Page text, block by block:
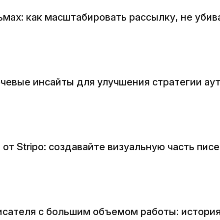
как масштабировать рассылку, не
инсайты для улучшения стратегии
Stripo: создавайте визуальную часть
с большим объемом работы: